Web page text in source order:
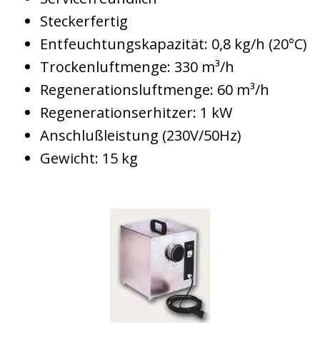
Steckerfertig
Entfeuchtungskapazität: 0,8 kg/h (20°C)
Trockenluftmenge: 330 m³/h
Regenerationsluftmenge: 60 m³/h
Regenerationserhitzer: 1 kW
Anschlußleistung (230V/50Hz)
Gewicht: 15 kg